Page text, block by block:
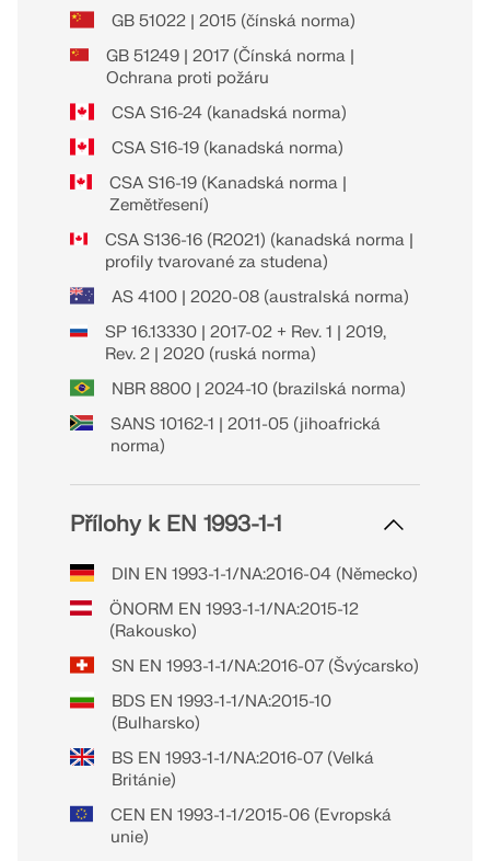
GB 51022 | 2015 (čínská norma)
GB 51249 | 2017 (Čínská norma |
Ochrana proti požáru
CSA S16-24 (kanadská norma)
CSA S16-19 (kanadská norma)
CSA S16-19 (Kanadská norma |
Zemětřesení)
CSA S136-16 (R2021) (kanadská norma |
profily tvarované za studena)
AS 4100 | 2020-08 (australská norma)
SP 16.13330 | 2017-02 + Rev. 1 | 2019,
Rev. 2 | 2020 (ruská norma)
NBR 8800 | 2024-10 (brazilská norma)
SANS 10162-1 | 2011-05 (jihoafrická
norma)
Přílohy k EN 1993-1-1
DIN EN 1993-1-1/NA:2016-04 (Německo)
ÖNORM EN 1993-1-1/NA:2015-12
(Rakousko)
SN EN 1993-1-1/NA:2016-07 (Švýcarsko)
BDS EN 1993-1-1/NA:2015-10
(Bulharsko)
BS EN 1993-1-1/NA:2016-07 (Velká
Británie)
CEN EN 1993-1-1/2015-06 (Evropská
unie)